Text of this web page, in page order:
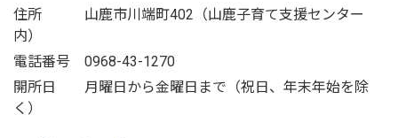
住所 山鹿市川端町402（山鹿子育て支援センター
内）
電話番号 0968-43-1270
開所日 月曜日から金曜日まで（祝日、年末年始を除
く）